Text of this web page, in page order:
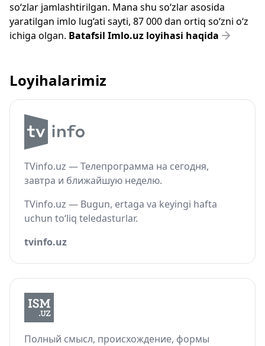
so‘zlar jamlashtirilgan. Mana shu so‘zlar asosida
yaratilgan imlo lug‘ati sayti, 87 000 dan ortiq so‘zni o‘z
ichiga olgan. Batafsil Imlo.uz loyihasi haqida
Loyihalarimiz
TVinfo.uz — Телепрограмма на сегодня,
завтра и ближайшую неделю.
TVinfo.uz — Bugun, ertaga va keyingi hafta
uchun to‘liq teledasturlar.
tvinfo.uz
Полный смысл, происхождение, формы